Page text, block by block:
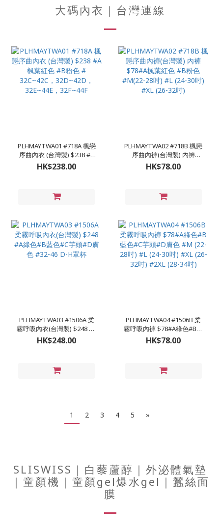
大碼內衣｜台灣連線
PLHMAYTWA01 #718A 楓戀
序曲內衣 (台灣製) $238 #A
楓葉紅色 #B粉色 #
32C~42C，32D~42D，
HK$238.00
PLHMAYTWA02 #718B 楓戀
序曲內褲(台灣製) 內褲
$78#A楓葉紅色 #B粉色
#M(22-28吋) #L (24-30吋)
HK$78.00
PLHMAYTWA03 #1506A 柔
霧呼吸內衣(台灣製) $248 #A
綠色#B藍色#C芋頭#D膚色
#32-46 D-H罩杯
HK$248.00
PLHMAYTWA04 #1506B 柔
霧呼吸內褲 $78#A綠色#B藍
色#C芋頭#D膚色 #M (22-28
吋) #L (24-30吋) #XL (26-32
HK$78.00
1 2 3 4 5 »
SLISWISS｜白藜蘆醇｜外泌體氣墊
｜童顏機｜童顏gel爆水gel｜蠶絲面
膜